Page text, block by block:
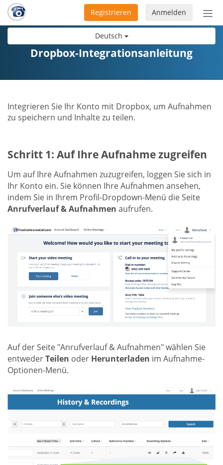
Deutsch
Anmelden
Registrieren
Dropbox-Integrationsanleitung
Integrieren Sie Ihr Konto mit Dropbox, um Aufnahmen
zu speichern und Inhalte zu teilen.
Schritt 1: Auf Ihre Aufnahme zugreifen
Um auf Ihre Aufnahmen zuzugreifen, loggen Sie sich in
Ihr Konto ein. Sie können Ihre Aufnahmen ansehen,
indem Sie in Ihrem Profil-Dropdown-Menü die Seite
Anrufverlauf & Aufnahmen aufrufen.
Auf der Seite "Anrufverlauf & Aufnahmen" wählen Sie
entwederTeilen oder Herunterladen im Aufnahme-
Optionen-Menü.